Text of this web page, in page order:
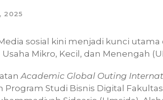
2025
sosial kini menjadi kunci
Mikro, Kecil, dan Menengah
Academic Global Outing
Program Studi Bisnis Digital